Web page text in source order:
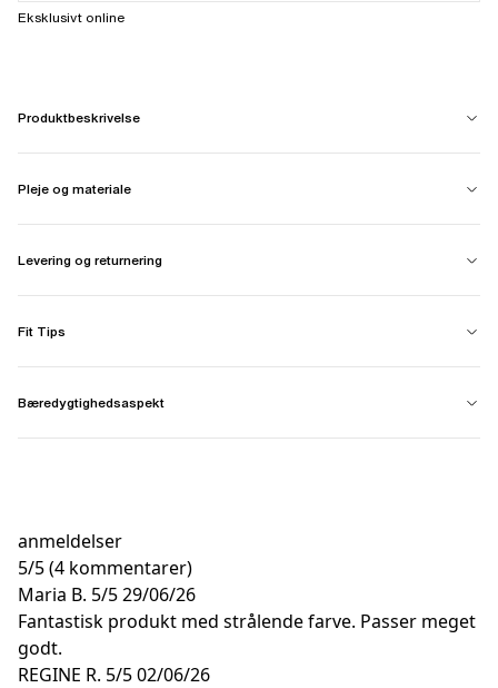
Eksklusivt online
Produktbeskrivelse
Pleje og materiale
Levering og returnering
Fit Tips
Bæredygtighedsaspekt
anmeldelser
5/5(4 kommentarer)
Maria B. 5/529/06/26
Fantastisk produkt med strålende farve. Passer meget
godt.
REGINE R. 5/502/06/26